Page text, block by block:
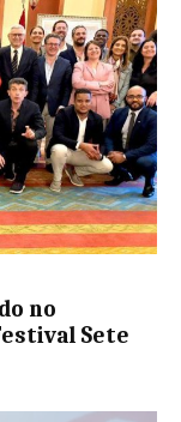
no
Sete